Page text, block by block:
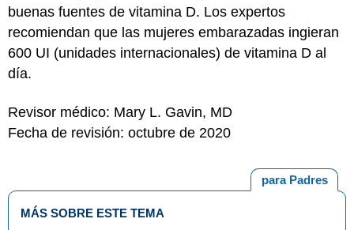
buenas fuentes de vitamina D. Los expertos
recomiendan que las mujeres embarazadas ingieran
600 UI (unidades internacionales) de vitamina D al
día.
Revisor médico: Mary L. Gavin, MD
Fecha de revisión: octubre de 2020
para Padres
MÁS SOBRE ESTE TEMA